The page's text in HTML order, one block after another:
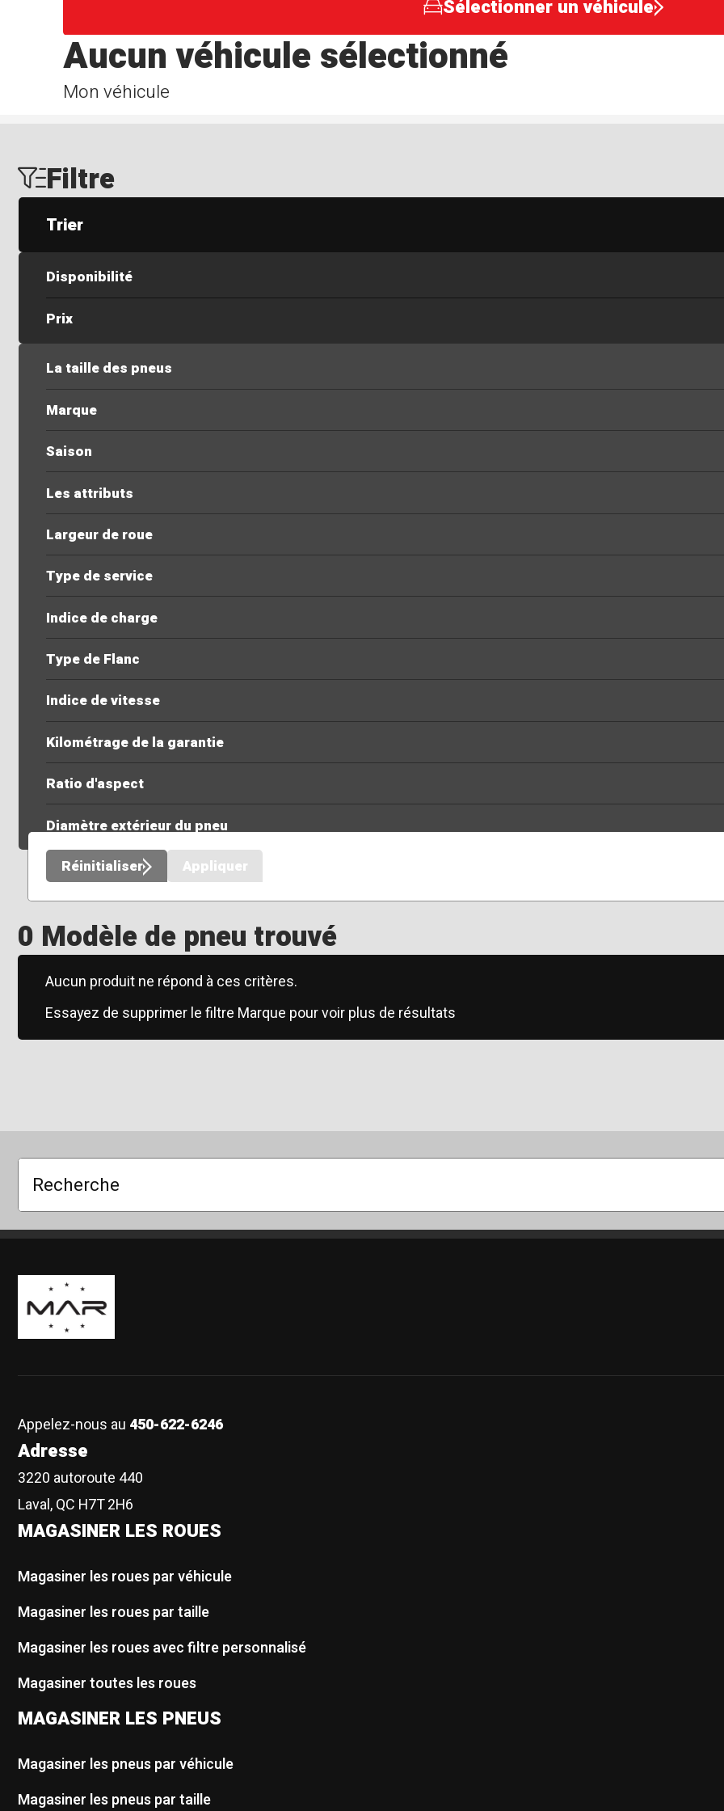
Sélectionner un véhicule
Mon véhicule
Aucun véhicule sélectionné
Filtre
Trier
Disponibilité
Prix
La taille des pneus
Marque
Saison
Les attributs
Largeur de roue
Type de service
Indice de charge
Type de Flanc
Indice de vitesse
Kilométrage de la garantie
Ratio d'aspect
Diamètre extérieur du pneu
Réinitialiser Appliquer
0 Modèle de pneu trouvé
Aucun produit ne répond à ces critères.
Essayez de supprimer le filtre Marque pour voir plus de résultats
Recherche
Boutique Mags à Rabais
Appelez-nous au 450-622-6246
Adresse
3220 autoroute 440
Laval, QC H7T 2H6
MAGASINER LES ROUES
Magasiner les roues par véhicule
Magasiner les roues par taille
Magasiner les roues avec filtre personnalisé
Magasiner toutes les roues
MAGASINER LES PNEUS
Magasiner les pneus par véhicule
Magasiner les pneus par taille